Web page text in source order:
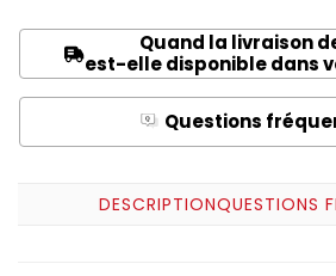
Quand la livraison
est-elle disponible dans
Q Questions
DESCRIPTIONQUESTIONS